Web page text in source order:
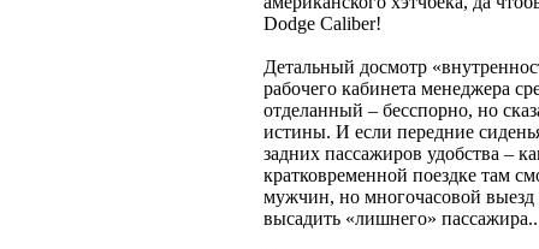
Dodge Caliber!
Детальный досмотр
рабочего кабинета менеджера
отделанный – бесспорно, но
истины. И если передние
задних пассажиров удобства –
кратковременной поездке там
мужчин, но многочасовой выезд
высадить «лишнего»